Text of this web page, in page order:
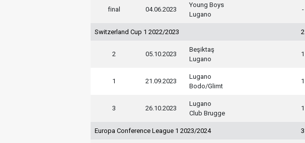
final 04.06.2023
Young Boys
Lugano
-
Switzerland Cup 1 2022/2023 2
2 05.10.2023
Beşiktaş
Lugano
1
1 21.09.2023
Lugano
Bodo/Glimt
1
3 26.10.2023
Lugano
Club Brugge
1
Europa Conference League 1 2023/2024 3